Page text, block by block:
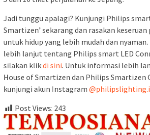
Jadi tunggu apalagi? Kunjungi Philips
Smartizen’ sekarang dan rasakan
untuk hidup yang lebih mudah dan
lebih lanjut tentang Philips smart LED
silakan klikdi sini. Untuk informasi lebih
House of Smartizen dan Philips Smartizen
kunjungi akun Instagram
Post Views: 243